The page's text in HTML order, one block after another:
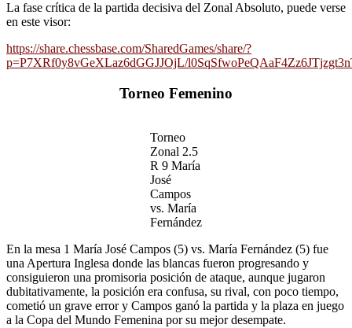
La fase crítica de la partida decisiva del Zonal Absoluto, puede verse
en este visor:
https://share.chessbase.com/SharedGames/share/?
p=P7XRf0y8vGeXLaz6dGGJJOjL/
Torneo Femenino
Torneo
Zonal 2.5
R 9 María
José
Campos
vs. María
Fernández
En la mesa 1 María José Campos (5) vs. María Fernández (5) fue
una Apertura Inglesa donde las blancas fueron progresando y
consiguieron una promisoria posición de ataque, aunque jugaron
dubitativamente, la posición era confusa, su rival, con poco tiempo,
cometió un grave error y Campos ganó la partida y la plaza en juego
a la Copa del Mundo Femenina por su mejor desempate.